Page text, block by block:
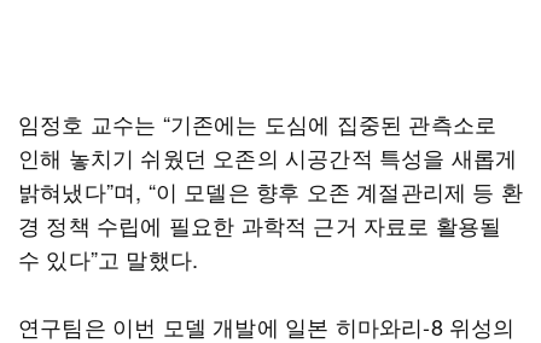
임정호 교수는 “기존에는 도심에 집중된 관측소로
인해 놓치기 쉬웠던 오존의 시공간적 특성을 새롭게
밝혀냈다”며, “이 모델은 향후 오존 계절관리제 등 환
경 정책 수립에 필요한 과학적 근거 자료로 활용될
수 있다”고 말했다.
연구팀은 이번 모델 개발에 일본 히마와리-8 위성의